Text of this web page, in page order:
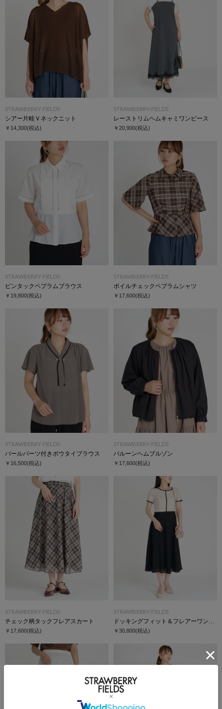
STRAWBERRY-FIELDS
シアー片畦Ｖネックニット
￥14,300(税込)
STRAWBERRY-FIELDS
レーストリムヘムキャミワンピース
￥20,900(税込)
STRAWBERRY-FIELDS
ピンタックペプラムブラウス
￥19,800(税込)
STRAWBERRY-FIELDS
ボイルチェックペプラムシャツ
￥17,600(税込)
STRAWBERRY-FIELDS
パールパーツ付きボウタイブラウス
￥16,500(税込)
STRAWBERRY-FIELDS
バルーンヘムブルゾン
￥17,600(税込)
STRAWBERRY-FIELDS
チェック柄タックフレアスカート
￥17,600(税込)
STRAWBERRY-FIELDS
￥30,800(税込)